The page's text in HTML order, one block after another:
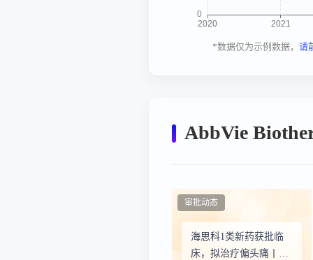
*数据仅为示例数据， 请
AbbVie
海思科1类新药获批临
床，拟治疗偏头痛丨产
审批动态